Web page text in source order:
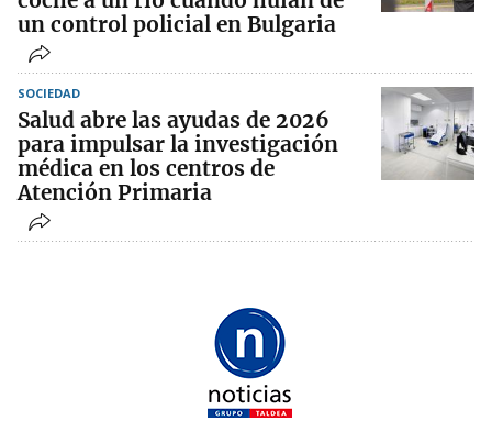
un control policial en Bulgaria
SOCIEDAD
Salud abre las ayudas de 2026
para impulsar la investigación
médica en los centros de
Atención Primaria